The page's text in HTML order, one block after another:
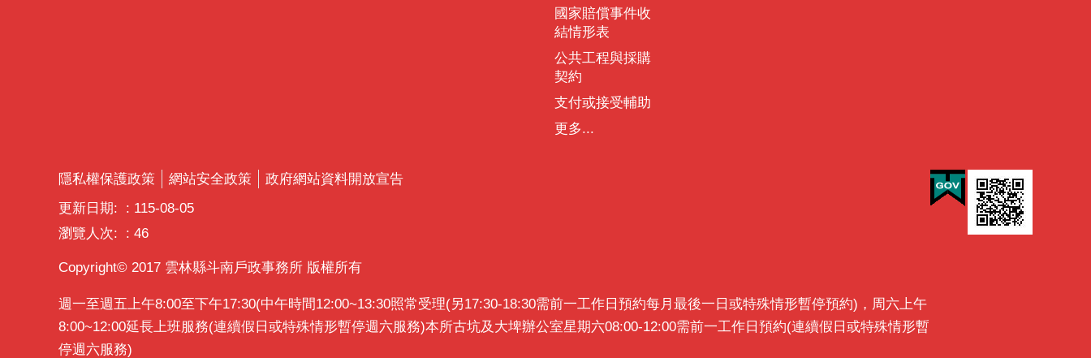
國家賠償事件收
結情形表
公共工程與採購
契約
支付或接受輔助
更多...
隱私權保護政策 網站安全政策
政府網站資料開放宣告
更新日期:
115-08-05
瀏覽人次:
46
Copyright© 2017 雲林縣斗南戶政事務所 版權所有
週一至週五上午8:00至下午17:30(中午時間12:00~13:30照常受理(另17:30-18:30需前一工作日預約每月最後一日或特殊情形暫停預約)，周六上午
8:00~12:00延長上班服務(連續假日或特殊情形暫停週六服務)本所古坑及大埤辦公室星期六08:00-12:00需前一工作日預約(連續假日或特殊情形暫
停週六服務)